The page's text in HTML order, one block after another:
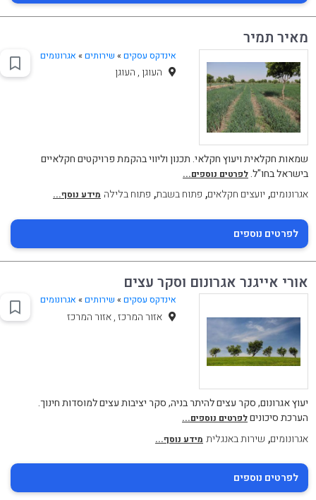
מאיר תמיר
אינדקס עסקים » שירותים» אגרונומים
העוגן , העוגן
שמאות חקלאית ויעוץ חקלאי. תכנון וליווי בהקמת פרויקטים חקלאיים
בישראל בחו"ל.לפרטים נוספים...
אגרונומים, יועצים חקלאים, פתוח בשבת, פתוח בלילה מידע נוסף...
לפרטים נוספים
אורי אייגנר אגרונום וסקר עצים
אינדקס עסקים » שירותים» אגרונומים
אזור המרכז , אזור המרכז
יעוץ אגרונום, סקר עצים להיתר בניה, סקר יציבות עצים למוסדות חינוך.
הערכת סיכוניםלפרטים נוספים...
אגרונומים, שירות באנגלית מידע נוסף...
לפרטים נוספים